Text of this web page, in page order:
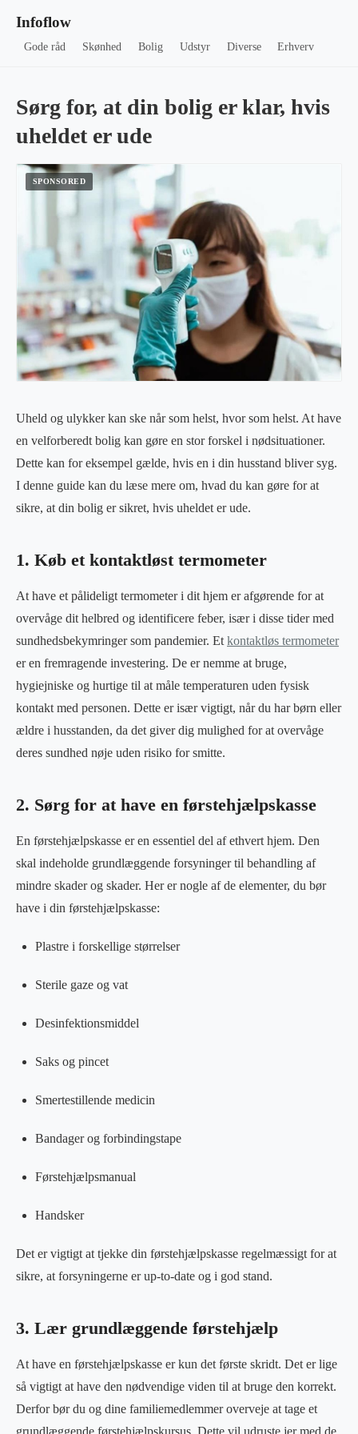
Infoflow
Gode råd Skønhed Bolig Udstyr Diverse Erhverv
Sørg for, at din bolig er klar, hvis
uheldet er ude
Uheld og ulykker kan ske når som helst, hvor som helst. At have
en velforberedt bolig kan gøre en stor forskel i nødsituationer.
Dette kan for eksempel gælde, hvis en i din husstand bliver syg.
I denne guide kan du læse mere om, hvad du kan gøre for at
sikre, at din bolig er sikret, hvis uheldet er ude.
1. Køb et kontaktløst termometer
At have et pålideligt termometer i dit hjem er afgørende for at
overvåge dit helbred og identificere feber, især i disse tider med
sundhedsbekymringer som pandemier. Et kontaktløs termometer
er en fremragende investering. De er nemme at bruge,
hygiejniske og hurtige til at måle temperaturen uden fysisk
kontakt med personen. Dette er især vigtigt, når du har børn eller
ældre i husstanden, da det giver dig mulighed for at overvåge
deres sundhed nøje uden risiko for smitte.
2. Sørg for at have en førstehjælpskasse
En førstehjælpskasse er en essentiel del af ethvert hjem. Den
skal indeholde grundlæggende forsyninger til behandling af
mindre skader og skader. Her er nogle af de elementer, du bør
have i din førstehjælpskasse:
Plastre i forskellige størrelser
Sterile gaze og vat
Desinfektionsmiddel
Saks og pincet
Smertestillende medicin
Bandager og forbindingstape
Førstehjælpsmanual
Handsker
Det er vigtigt at tjekke din førstehjælpskasse regelmæssigt for at
sikre, at forsyningerne er up-to-date og i god stand.
3. Lær grundlæggende førstehjælp
At have en førstehjælpskasse er kun det første skridt. Det er lige
så vigtigt at have den nødvendige viden til at bruge den korrekt.
Derfor bør du og dine familiemedlemmer overveje at tage et
grundlæggende førstehjælpskursus. Dette vil udruste jer med de